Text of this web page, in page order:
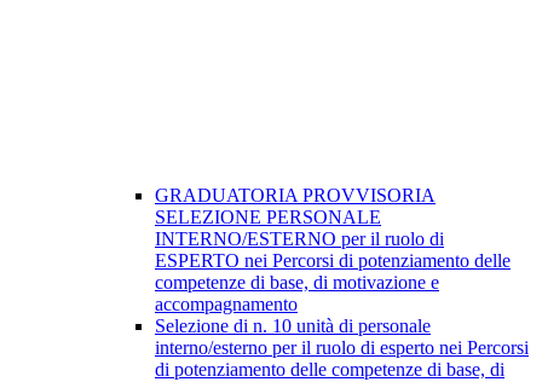
GRADUATORIA PROVVISORIA
SELEZIONE PERSONALE
INTERNO/ESTERNO per il ruolo di
ESPERTO nei Percorsi di potenziamento delle
competenze di base, di motivazione e
accompagnamento
Selezione di n. 10 unità di personale
interno/esterno per il ruolo di esperto nei Percorsi
di potenziamento delle competenze di base, di